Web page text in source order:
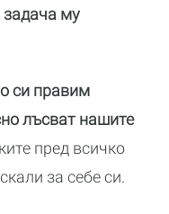
задача му
си правим
лъсват нашите
пред всичко
за себе си.